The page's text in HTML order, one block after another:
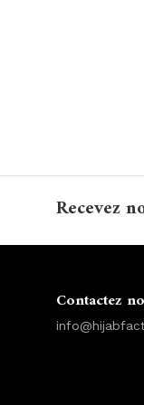
Recevez
Contactez